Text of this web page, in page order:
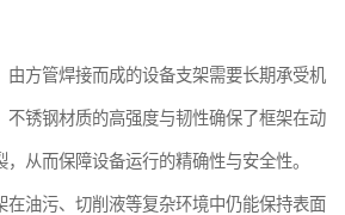
由方管焊接而成的设备支架需要长期承受机
不锈钢材质的高强度与韧性确保了框架在动
从而保障设备运行的精确性与安全性。
在油污、切削液等复杂环境中仍能保持表面